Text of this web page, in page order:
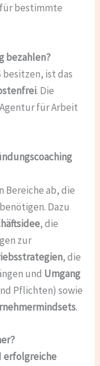
bestimmte
bezahlen?
besitzen, ist das
. Die
für Arbeit
Bereiche ab, die
Dazu
, die
zur
, die
und Umgang
Pflichten) sowie
.
erfolgreiche